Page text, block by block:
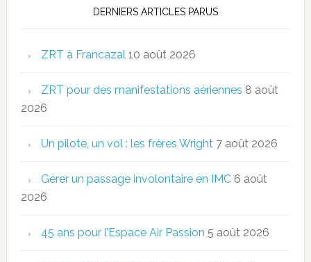
DERNIERS ARTICLES PARUS
ZRT à Francazal 10 août 2026
ZRT pour des manifestations aériennes 8 août
2026
Un pilote, un vol : les frères Wright 7 août 2026
Gérer un passage involontaire en IMC 6 août
2026
45 ans pour l’Espace Air Passion 5 août 2026